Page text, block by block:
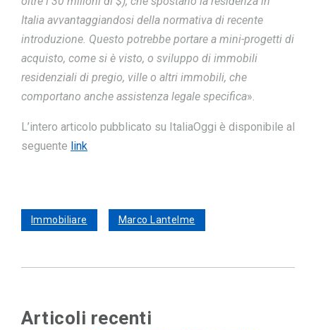
Italia avvantaggiandosi della normativa di recente
introduzione. Questo potrebbe portare a mini-progetti di
acquisto, come si è visto, o sviluppo di immobili
residenziali di pregio, ville o altri immobili, che
comportano anche assistenza legale specifica».
L’intero articolo pubblicato su ItaliaOggi è disponibile al
seguente link
Immobiliare Marco Lantelme
Articoli recenti